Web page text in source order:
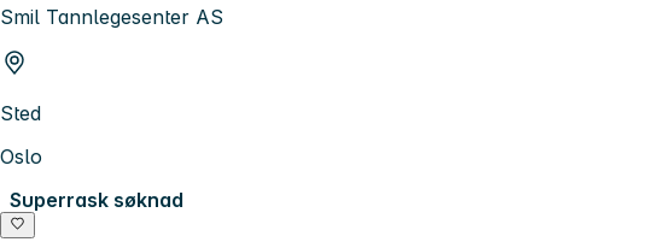
Smil Tannlegesenter AS
Sted
Oslo
Superrask søknad